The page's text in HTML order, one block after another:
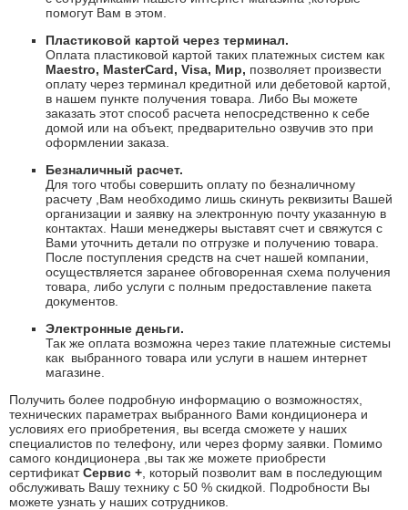
помогут Вам в этом.
Пластиковой картой через терминал.
Оплата пластиковой картой таких платежных систем как
Maestro, MasterCard, Visa, Мир, позволяет произвести
оплату через терминал кредитной или дебетовой картой,
в нашем пункте получения товара. Либо Вы можете
заказать этот способ расчета непосредственно к себе
домой или на объект, предварительно озвучив это при
оформлении заказа.
Безналичный расчет.
Для того чтобы совершить оплату по безналичному
расчету ,Вам необходимо лишь скинуть реквизиты Вашей
организации и заявку на электронную почту указанную в
контактах. Наши менеджеры выставят счет и свяжутся с
Вами уточнить детали по отгрузке и получению товара.
После поступления средств на счет нашей компании,
осуществляется заранее обговоренная схема получения
товара, либо услуги с полным предоставление пакета
документов.
Электронные деньги.
Так же оплата возможна через такие платежные системы
как выбранного товара или услуги в нашем интернет
магазине.
Получить более подробную информацию о возможностях,
технических параметрах выбранного Вами кондиционера и
условиях его приобретения, вы всегда сможете у наших
специалистов по телефону, или через форму заявки. Помимо
самого кондиционера ,вы так же можете приобрести
сертификатСервис + , который позволит вам в последующим
обслуживать Вашу технику с 50 % скидкой. Подробности Вы
можете узнать у наших сотрудников.